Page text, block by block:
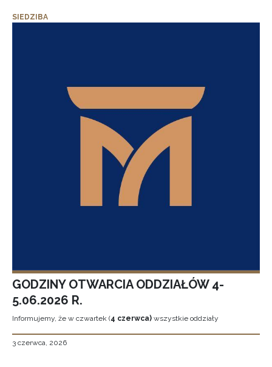
SIEDZIBA
GODZINY OTWARCIA ODDZIAŁÓW 4-
5.06.2026 R.
Informujemy, że w czwartek (4 czerwca) wszystkie oddziały
3 czerwca, 2026